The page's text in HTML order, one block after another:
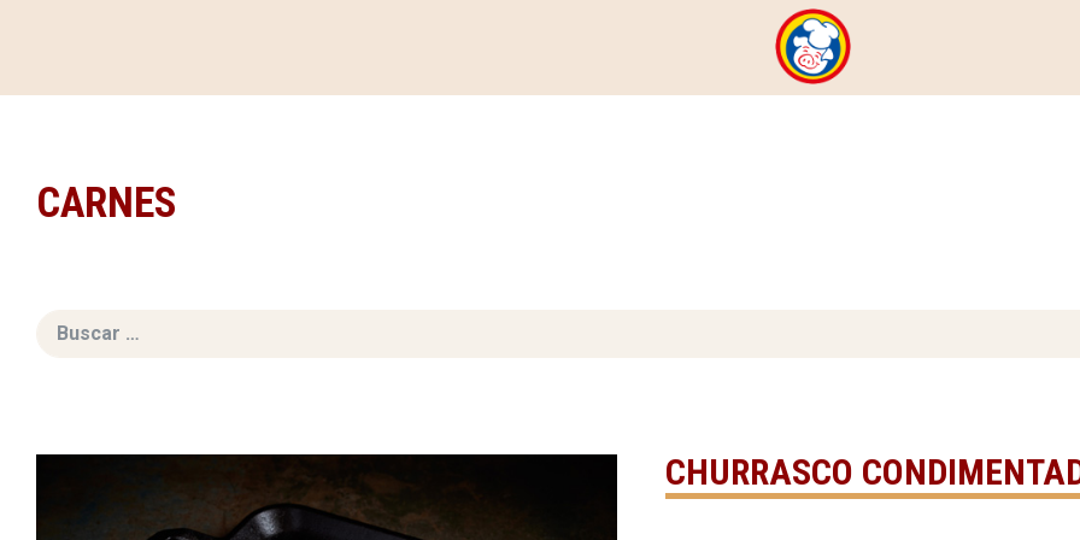
CARNES
CHURRASCO